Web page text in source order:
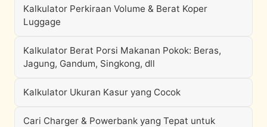
Kalkulator Perkiraan Volume & Berat Koper
Luggage
Kalkulator Berat Porsi Makanan Pokok: Beras,
Jagung, Gandum, Singkong, dll
Kalkulator Ukuran Kasur yang Cocok
Cari Charger & Powerbank yang Tepat untuk